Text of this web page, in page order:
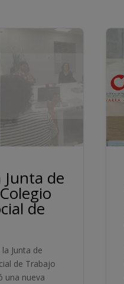
Junta de
de
Junta de
de Trabajo
una nueva